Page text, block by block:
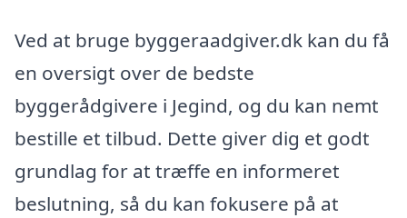
Ved at bruge byggeraadgiver.dk kan du få
en oversigt over de bedste
byggerådgivere i Jegind, og du kan nemt
bestille et tilbud. Dette giver dig et godt
grundlag for at træffe en informeret
beslutning, så du kan fokusere på at